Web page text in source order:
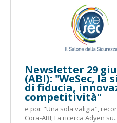
Newsletter 29
(ABI): "WeSec, la
di fiducia,
competitività"
e poi: "Una sola valigia",
Cora-ABI; La ricerca Adyen